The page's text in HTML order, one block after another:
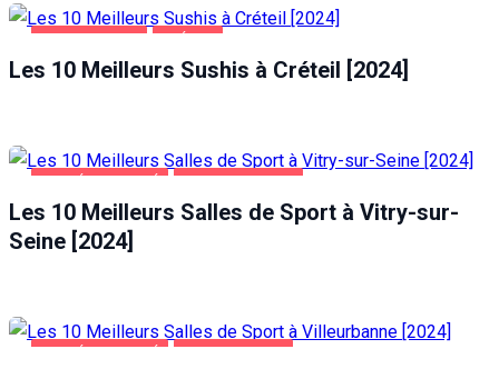
Les 10 Meilleurs Sushis à Créteil [2024]
Les 10 Meilleurs Salles de Sport à Vitry-sur-
Seine [2024]